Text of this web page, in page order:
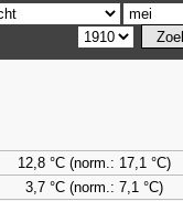
12,8 °C (norm.: 17,1 °C)
3,7°C (norm.: 7,1 °C)